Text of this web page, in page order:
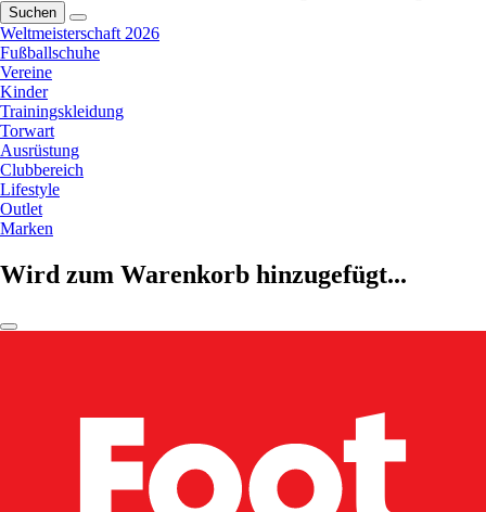
Suchen
Weltmeisterschaft 2026
Fußballschuhe
Vereine
Kinder
Trainingskleidung
Torwart
Ausrüstung
Clubbereich
Lifestyle
Outlet
Marken
Wird zum Warenkorb hinzugefügt...